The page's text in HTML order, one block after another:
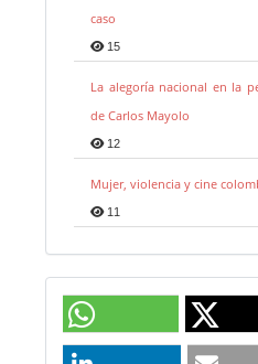
caso
15
La alegoría nacional en la
de Carlos Mayolo
12
Mujer, violencia y cine
11